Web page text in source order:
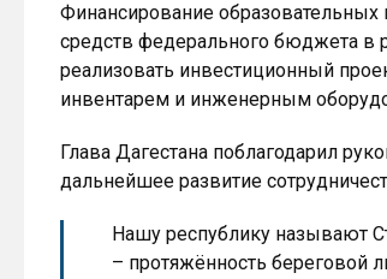
Финансирование образовательных
средств федерального бюджета в
реализовать инвестиционный
инвентарем и инженерным
Глава Дагестана поблагодарил
дальнейшее развитие
Нашу республику называют
– протяжённость береговой